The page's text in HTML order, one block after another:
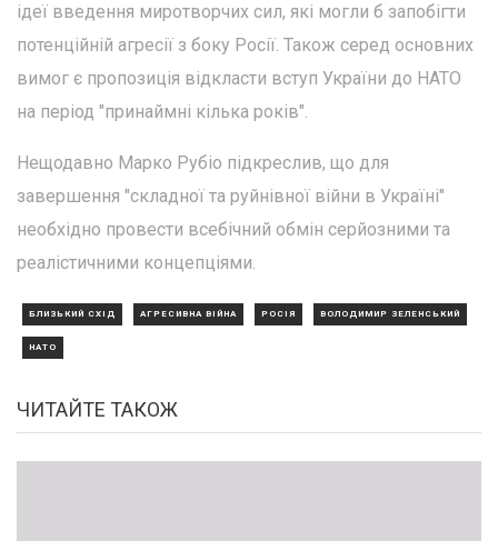
ідеї введення миротворчих сил, які могли б запобігти
потенційній агресії з боку Росії. Також серед основних
вимог є пропозиція відкласти вступ України до НАТО
на період "принаймні кілька років".
Нещодавно Марко Рубіо підкреслив, що для
завершення "складної та руйнівної війни в Україні"
необхідно провести всебічний обмін серйозними та
реалістичними концепціями.
БЛИЗЬКИЙ СХІД АГРЕСИВНА ВІЙНА РОСІЯ ВОЛОДИМИР ЗЕЛЕНСЬКИЙ
НАТО
ЧИТАЙТЕ ТАКОЖ